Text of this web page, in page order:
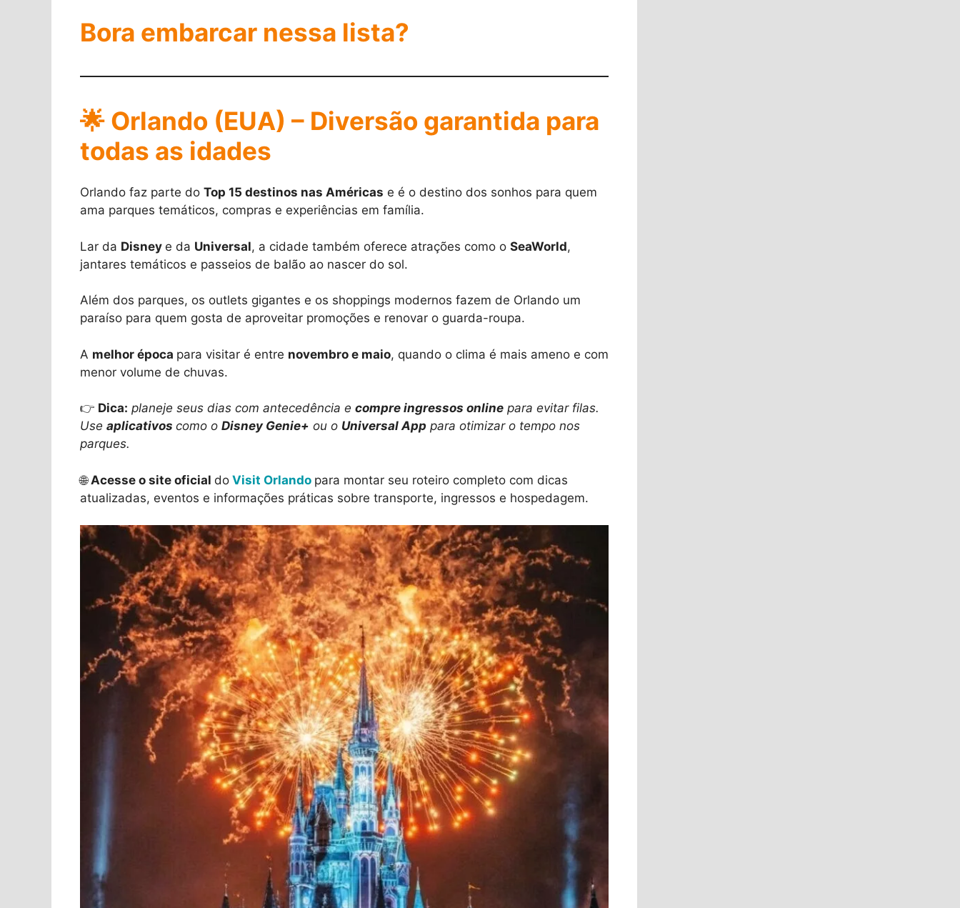
Bora embarcar nessa lista?
🌟 Orlando (EUA) – Diversão garantida para
todas as idades
Orlando faz parte do Top 15 destinos nas Américas e é o destino dos sonhos para quem
ama parques temáticos, compras e experiências em família.
Lar da Disney e da Universal, a cidade também oferece atrações como o SeaWorld,
jantares temáticos e passeios de balão ao nascer do sol.
Além dos parques, os outlets gigantes e os shoppings modernos fazem de Orlando um
paraíso para quem gosta de aproveitar promoções e renovar o guarda-roupa.
A melhor época para visitar é entre novembro e maio, quando o clima é mais ameno e com
menor volume de chuvas.
👉 Dica: planeje seus dias com antecedência e compre ingressos online para evitar filas.
Use aplicativos como o Disney Genie+ ou o Universal App para otimizar o tempo nos
parques.
🌐 Acesse o site oficial do Visit Orlando para montar seu roteiro completo com dicas
atualizadas, eventos e informações práticas sobre transporte, ingressos e hospedagem.